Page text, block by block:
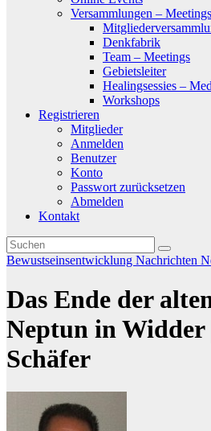
Versammlungen – Meetings
Denkfabrik
Team – Meetings
Gebietsleiter
Healingsessies –
Workshops
Registrieren
Mitglieder
Anmelden
Benutzer
Konto
Passwort zurücksetzen
Abmelden
Kontakt
Bewustseinsentwicklung Nachrichten
Das Ende der
Neptun in Widder
Schäfer